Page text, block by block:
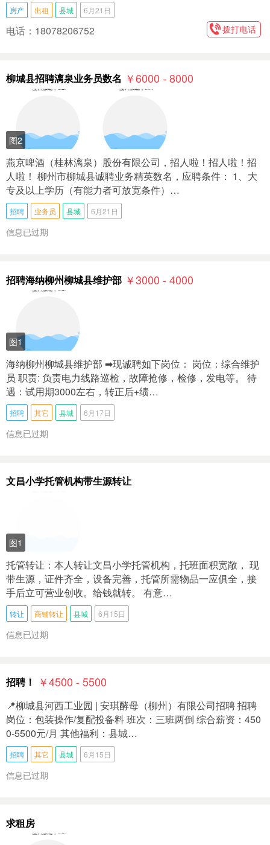
房产 出租 县城 6月21日
电话：18078206752 拨打电话
柳城县招聘漓泉业务员数名 ￥6000 - 8000
图2
燕京啤酒（桂林漓泉）股份有限公司，招人啦！招人啦！招
人啦！ 柳州市柳城县诚聘业务精英数名，应聘条件： 1、大
专及以上学历（有能力者可放宽条件）…
招聘 业务员 县城 6月21日
信息已过期
招聘海纳柳州柳城县维护部 ￥3000 - 4000
图1
海纳柳州柳城县维护部 ➡现诚聘如下岗位： 岗位：综合维护
员 职责: 负责电力线路巡检，故障抢修，检修，发电等。 待
遇：试用期3000左右，转正后+绩…
招聘 其它 县城 6月17日
信息已过期
文昌小学托管机构带生源转让
图1
托管转让：本人转让文昌小学托管机构，托班面积宽敞， 现
带生源，证件齐全，设备完善，托管所需物品一应俱全，接
手后立可营业创收。给钱就转。 有意…
转让 商铺转让 县城 6月15日
信息已过期
招聘！ ￥4500 - 5500
📍柳城县河西工业园 | 安琪酵母（柳州）有限公司招聘 招聘
岗位：包装操作/复配投备料 班次：三班两倒 综合薪资：450
0-5500元/月 其他福利：县城…
招聘 其它 县城 6月15日
信息已过期
求租房